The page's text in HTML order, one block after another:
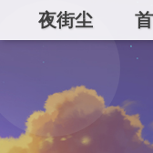
夜街尘